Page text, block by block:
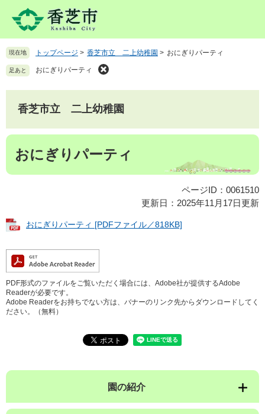
先
頭
す
を
飛
し
文
現在地 トップページ > 香芝市立 二上幼稚園 > おにぎりパーティ
足あと おにぎりパーティ
香芝市立 二上幼稚園
本
おにぎりパーティ
ページID：0061510
更新日：2025年11月17日更新
おにぎりパーティ [PDFファイル／818KB]
PDF形式のファイルをご覧いただく場合には、Adobe社が提供するAdobe
Readerが必要です。
Adobe Readerをお持ちでない方は、バナーのリンク先からダウンロードしてく
ださい。（無料）
園の紹介